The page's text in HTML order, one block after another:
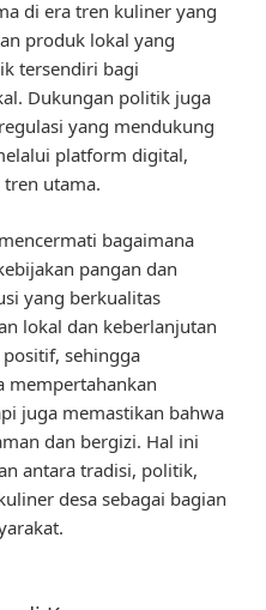
di era tren kuliner yang
produk lokal yang
tersendiri bagi
Dukungan politik juga
yang mendukung
platform digital,
utama.
bagaimana
pangan dan
yang berkualitas
lokal dan keberlanjutan
sehingga
mempertahankan
juga memastikan bahwa
dan bergizi. Hal ini
antara tradisi, politik,
desa sebagai bagian